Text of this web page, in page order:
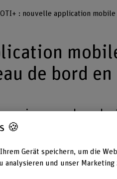
: nouvelle application
de bord
suisse pour les
et toujours à
pour augmenter
🍪
Gerät speichern, um die
analysieren und unser